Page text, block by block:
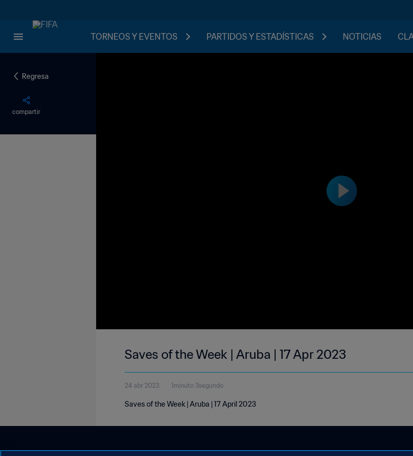
TORNEOS Y EVENTOS PARTIDOS Y ESTADÍSTICAS NOTICIAS
Regresa
compartir
Saves of the Week | Aruba | 17 Apr 2023
24 abr 2023 1minuto 3segundo
Saves of the Week | Aruba | 17 April 2023